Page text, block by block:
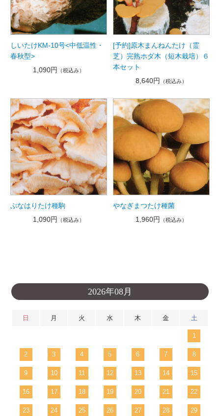
しいたけKM-10号<中低温性・
春秋型>
1,090円
（税込み）
[予約]原木まんねんたけ（霊
芝）完熟ホダ木（短木栽培）６
本セット
8,640円
（税込み）
ぶなはりたけ種駒
1,090円
（税込み）
やなぎまつたけ種菌
1,960円
（税込み）
2026年08月
日 月 火 水 木 金 土
1
2 3 4 5 6 7 8
9 10 11 12 13 14 15
16 17 18 19 20 21 22
23 24 25 26 27 28 29